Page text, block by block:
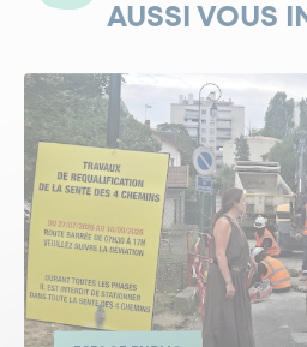
AUSSI VOUS